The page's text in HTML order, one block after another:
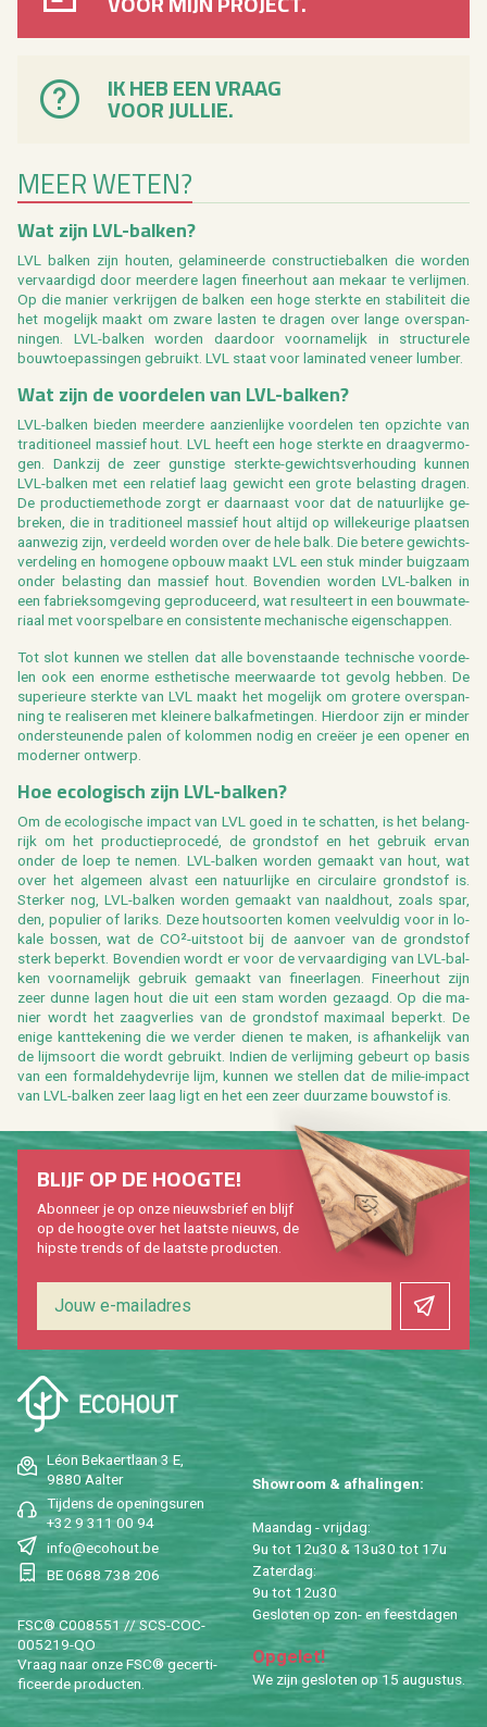
IK HEB EEN VRAAG
VOOR JULLIE.
MEER WETEN?
Wat zijn LVL-bal­ken?
LVL bal­ken zijn hou­ten, ge­la­mi­neer­de con­struc­tie­bal­ken die wor­den
ver­vaar­digd door meer­de­re lagen fi­neer­hout aan me­kaar te ver­lij­men.
Op die ma­nier ver­krij­gen de bal­ken een hoge sterk­te en sta­bi­li­teit die
het mo­ge­lijk maakt om zware las­ten te dra­gen over lange over­span­
nin­gen. LVL-bal­ken wor­den daar­door voor­na­me­lijk in struc­tu­re­le
bouw­toe­pas­sin­gen ge­bruikt. LVL staat voor la­mi­na­ted ve­neer lum­ber.
Wat zijn de voor­de­len van LVL-bal­ken?
LVL-bal­ken bie­den meer­de­re aan­zien­lij­ke voor­de­len ten op­zich­te van
tra­di­ti­o­neel mas­sief hout. LVL heeft een hoge sterk­te en draag­ver­mo­
gen. Dank­zij de zeer gun­sti­ge sterk­te-ge­wichts­ver­hou­ding kun­nen
LVL-bal­ken met een re­la­tief laag ge­wicht een grote be­las­ting dra­gen.
De pro­duc­tie­me­tho­de zorgt er daar­naast voor dat de na­tuur­lij­ke ge­
bre­ken, die in tra­di­ti­o­neel mas­sief hout al­tijd op wil­le­keu­ri­ge plaat­sen
aan­we­zig zijn, ver­deeld wor­den over de hele balk. Die be­te­re ge­wichts­
ver­de­ling en ho­mo­ge­ne op­bouw maakt LVL een stuk min­der buig­zaam
onder be­las­ting dan mas­sief hout. Bo­ven­dien wor­den LVL-bal­ken in
een fa­brieks­om­ge­ving ge­pro­du­ceerd, wat re­sul­teert in een bouw­ma­te­
ri­aal met voor­spel­ba­re en con­sis­ten­te me­cha­ni­sche ei­gen­schap­pen.
Tot slot kun­nen we stel­len dat alle bo­ven­staan­de tech­ni­sche voor­de­
len ook een enor­me es­the­ti­sche meer­waar­de tot ge­volg heb­ben. De
su­pe­ri­eu­re sterk­te van LVL maakt het mo­ge­lijk om gro­te­re over­span­
ning te re­a­li­se­ren met klei­ne­re balk­af­me­tin­gen. Hier­door zijn er min­der
on­der­steu­nen­de palen of ko­lom­men nodig en creëer je een ope­ner en
mo­der­ner ont­werp.
Hoe eco­lo­gisch zijn LVL-bal­ken?
Om de eco­lo­gi­sche im­pact van LVL goed in te schat­ten, is het be­lang­
rijk om het pro­duc­tie­pro­cedé, de grond­stof en het ge­bruik ervan
onder de loep te nemen. LVL-bal­ken wor­den ge­maakt van hout, wat
over het al­ge­meen al­vast een na­tuur­lij­ke en cir­cu­lai­re grond­stof is.
Ster­ker nog, LVL-bal­ken wor­den ge­maakt van naald­hout, zoals spar,
den, po­pu­lier of la­riks. Deze hout­soor­ten komen veel­vul­dig voor in lo­
ka­le bos­sen, wat de CO²-uit­stoot bij de aan­voer van de grond­stof
sterk be­perkt. Bo­ven­dien wordt er voor de ver­vaar­di­ging van LVL-bal­
ken voor­na­me­lijk ge­bruik ge­maakt van fi­neer­la­gen. Fi­neer­hout zijn
zeer dunne lagen hout die uit een stam wor­den ge­zaagd. Op die ma­
nier wordt het zaag­ver­lies van de grond­stof maxi­maal be­perkt. De
enige kant­te­ke­ning die we ver­der die­nen te maken, is af­han­ke­lijk van
de lijm­soort die wordt ge­bruikt. In­dien de ver­lij­ming ge­beurt op basis
van een for­mal­de­hy­de­vrije lijm, kun­nen we stel­len dat de milie-im­pact
van LVL-bal­ken zeer laag ligt en het een zeer duur­za­me bouw­stof is.
Léon Be­kaert­laan 3 E,
9880 Aal­ter
Tij­dens de ope­nings­uren
+32 9 311 00 94
info@​ecohout.​be
BE 0688 738 206
FSC® C008551 // SCS-COC-
005219-QO
Vraag naar onze FSC® ge­cer­ti­
fi­ceer­de pro­duc­ten.
Show­room & af­ha­lin­gen:
Maan­dag - vrij­dag:
9u tot 12u30 & 13u30 tot 17u
Za­ter­dag:
9u tot 12u30
Ge­slo­ten op zon- en feest­da­gen
Op­ge­let!
We zijn ge­slo­ten op 15 au­gus­tus.
BLIJF OP DE HOOG­TE!
Abon­neer je op onze nieuws­brief en blijf
op de hoog­te over het laat­ste nieuws, de
hip­s­te trends of de laat­ste pro­duc­ten.